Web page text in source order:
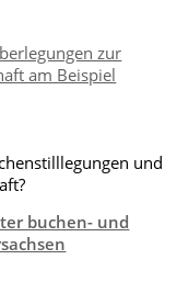
zur
am Beispiel
und
buchen- und